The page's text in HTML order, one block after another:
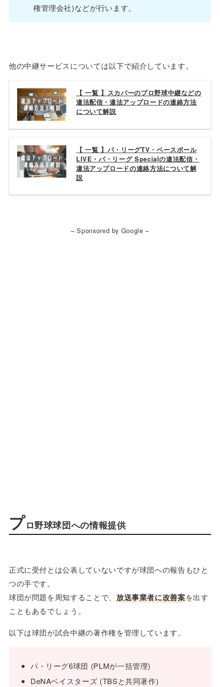
権管理会社)などが行います。
他の中継サービスについては以下で紹介しています。
【 一覧 】スカパーのプロ野球中継などの
違法配信・違法アップロードの連絡方法
について解説
【 一覧 】パ・リーグTV・ベースボール
LIVE・パ・リーグ Specialの違法配信・
違法アップロードの連絡方法について解
説
– Sponsored by Google –
プロ野球球団への情報提供
正式に受付とは公表していないですが球団への報告もひと
つの手です。
球団が問題を周知することで、 放送事業者に改善案を出す
こともあるでしょう。
以下は球団が試合中継の著作権を管理しています。
パ・リーグ6球団 (PLMが一括管理)
DeNAベイスターズ (TBSと共同著作)